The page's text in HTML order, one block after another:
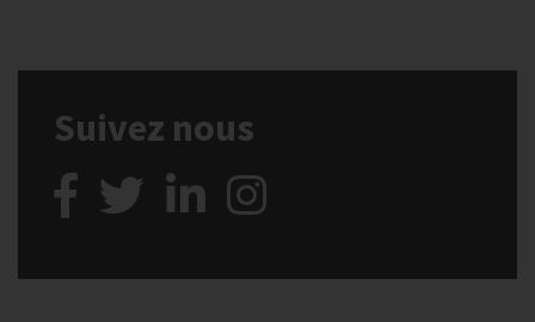
Suivez nous